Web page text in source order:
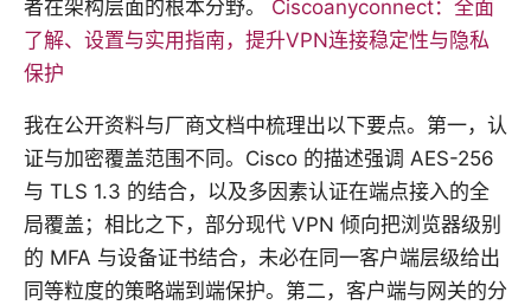
者在架构层面的根本分野。 Ciscoanyconnect：全面
了解、设置与实用指南，提升VPN连接稳定性与隐私
保护
我在公开资料与厂商文档中梳理出以下要点。第一，认
证与加密覆盖范围不同。Cisco 的描述强调 AES-256
与 TLS 1.3 的结合，以及多因素认证在端点接入的全
局覆盖；相比之下，部分现代 VPN 倾向把浏览器级别
的 MFA 与设备证书结合，未必在同一客户端层级给出
同等粒度的策略端到端保护。第二，客户端与网关的分